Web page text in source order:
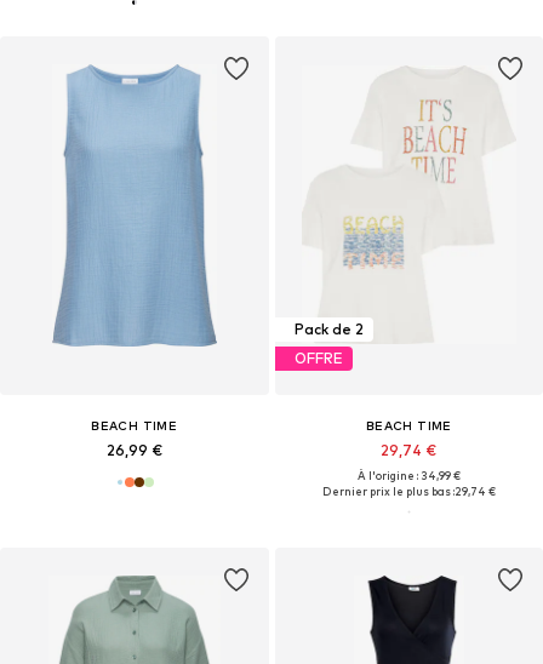
BEACH TIME
26,99 €
Pack de 2
OFFRE
BEACH TIME
29,74 €
À l'origine : 34,99 €
Dernier prix le plus bas :29,74 €